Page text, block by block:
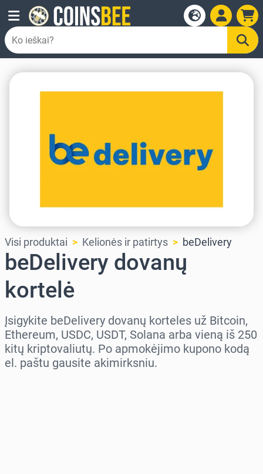
Visi produktai Kelionės ir patirtys beDelivery
beDelivery dovanų
kortelė
Įsigykite beDelivery dovanų korteles už Bitcoin,
Ethereum, USDC, USDT, Solana arba vieną iš 250
kitų kriptovaliutų. Po apmokėjimo kupono kodą
el. paštu gausite akimirksniu.